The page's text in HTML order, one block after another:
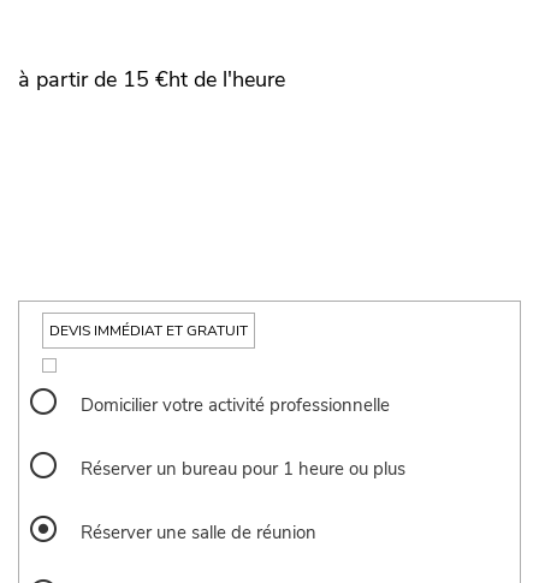
à partir de 15 €ht de l'heure
DEVIS IMMÉDIAT ET GRATUIT
SERVICES
Domicilier votre activité professionnelle
Réserver un bureau pour 1 heure ou plus
Réserver une salle de réunion